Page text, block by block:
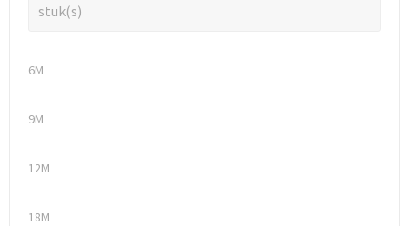
stuk(s)
6M
9M
12M
18M